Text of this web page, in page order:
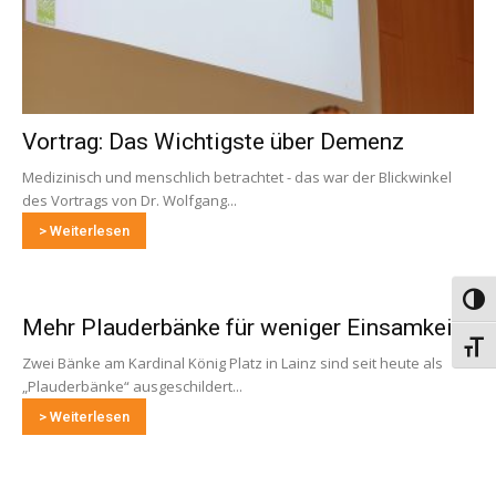
Vortrag: Das Wichtigste über Demenz
Medizinisch und menschlich betrachtet - das war der Blickwinkel
des Vortrags von Dr. Wolfgang...
> Weiterlesen
Mehr Plauderbänke für weniger Einsamkeit
Zwei Bänke am Kardinal König Platz in Lainz sind seit heute als
„Plauderbänke“ ausgeschildert...
> Weiterlesen